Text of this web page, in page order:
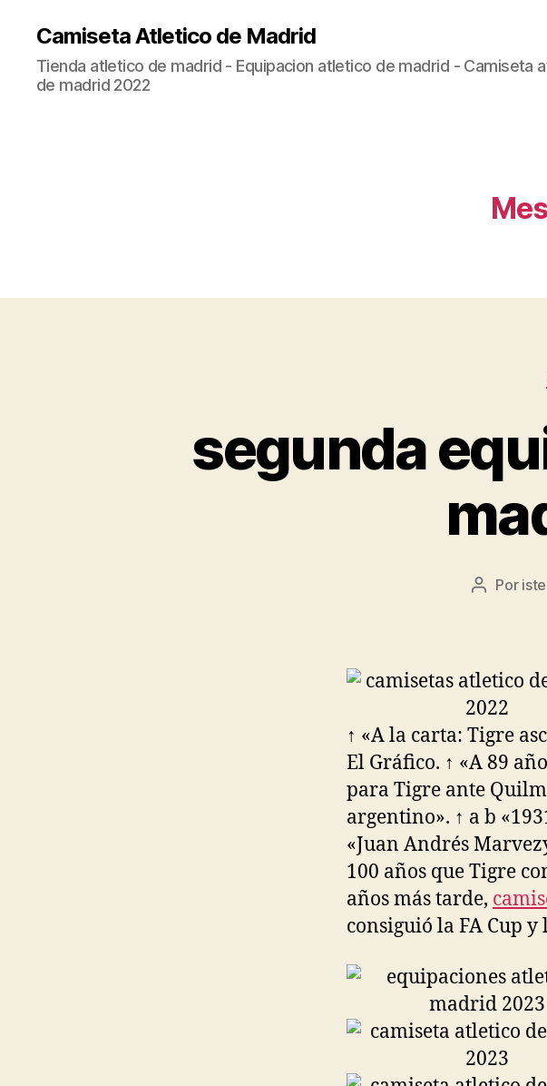
Camiseta Atletico de Madrid
Tienda atletico de madrid - Equipacion atletico de madrid - Camiseta
de madrid 2022
segunda
Autor
Por
↑ «A la carta: Tigre
El Gráfico. ↑ «A 89
para Tigre ante
argentino». ↑ a b
«Juan Andrés
100 años que Tigre
años más tarde,
consiguió la FA Cup